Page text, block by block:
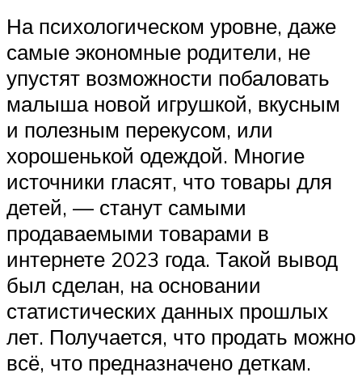
На психологическом уровне, даже
самые экономные родители, не
упустят возможности побаловать
малыша новой игрушкой, вкусным
и полезным перекусом, или
хорошенькой одеждой. Многие
источники гласят, что товары для
детей, — станут самыми
продаваемыми товарами в
интернете 2023 года. Такой вывод
был сделан, на основании
статистических данных прошлых
лет. Получается, что продать можно
всё, что предназначено деткам.